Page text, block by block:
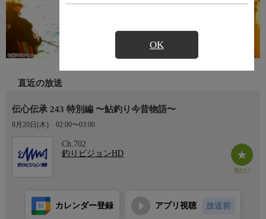
OK
直近の放送
伝心伝承 243 特別編 〜鮎釣り今昔物語〜
8月20日(木) 02:00〜03:00
Ch.702
釣りビジョンHD
カレンダー登録 アプリ視聴 放送前